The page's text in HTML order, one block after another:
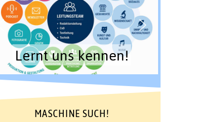
Lernt uns kennen!
MASCHINE SUCH!